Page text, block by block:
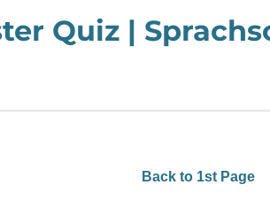
Quiz |
Back to 1st Page